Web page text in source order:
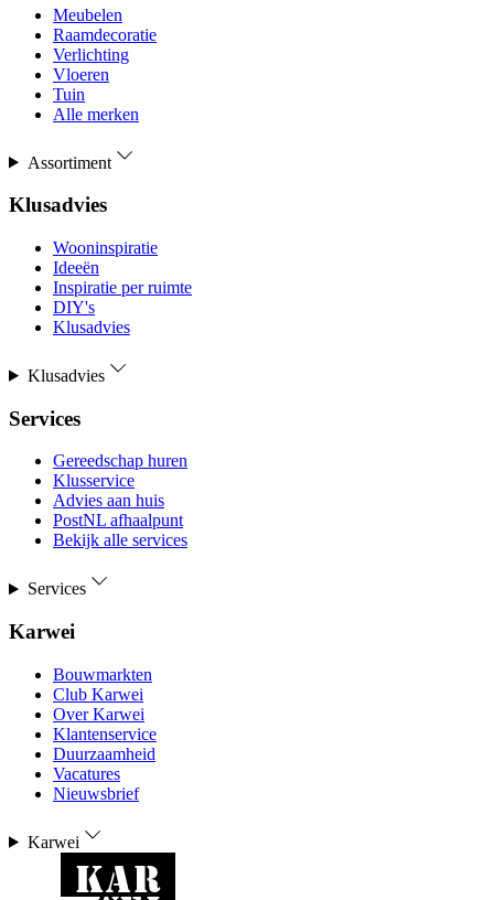
Meubelen
Raamdecoratie
Verlichting
Vloeren
Tuin
Alle merken
Assortiment
Klusadvies
Wooninspiratie
Ideeën
Inspiratie per ruimte
DIY's
Klusadvies
Klusadvies
Services
Gereedschap huren
Klusservice
Advies aan huis
PostNL afhaalpunt
Bekijk alle services
Services
Karwei
Bouwmarkten
Club Karwei
Over Karwei
Klantenservice
Duurzaamheid
Vacatures
Nieuwsbrief
Karwei